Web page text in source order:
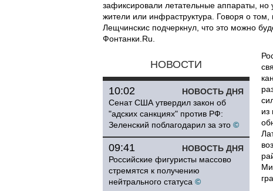
зафиксировали летательные аппараты,
жители или инфраструктура. Говоря о
Лещчинскис подчеркнул, что это можно
Фонтанки.Ru.
НОВОСТИ
НОВОСТЬ ДНЯ
10:02
Сенат США утвердил закон об
"адских санкциях" против РФ:
Зеленский поблагодарил за это ©
НОВОСТЬ ДНЯ
09:41
Российские фигуристы массово
стремятся к получению
нейтрального статуса ©
из